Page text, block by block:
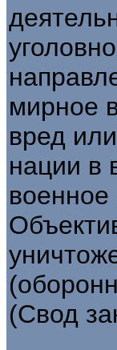
мирное
вред
нации в
(Свод